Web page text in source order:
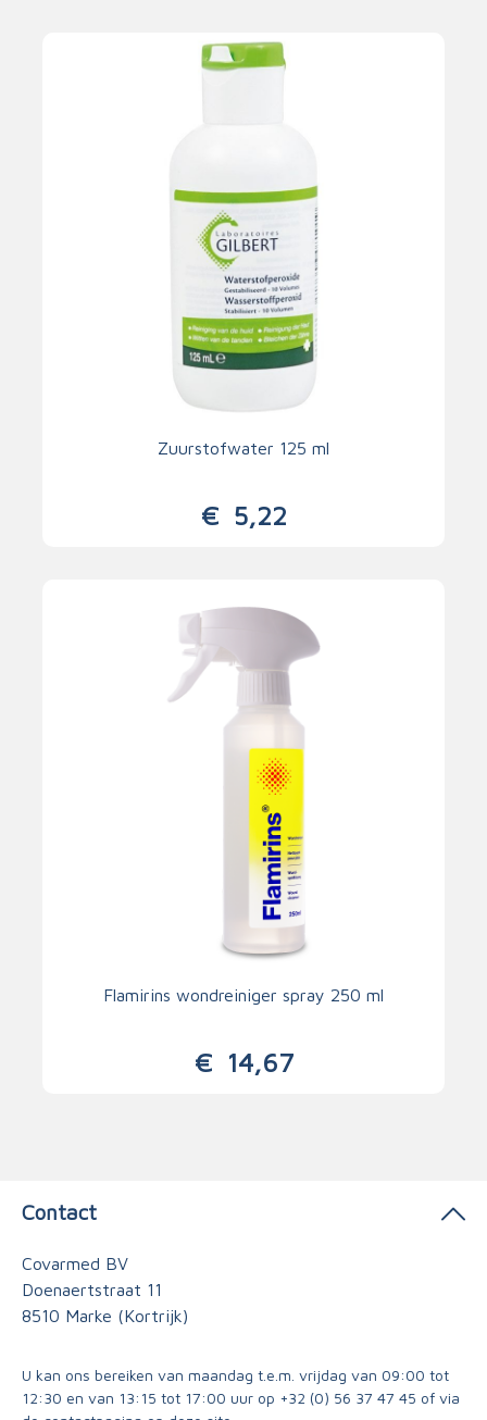
Zuurstofwater 125 ml
€5,22
Flamirins wondreiniger spray 250 ml
€14,67
Contact
Covarmed BV
Doenaertstraat 11
8510 Marke (Kortrijk)
U kan ons bereiken van maandag t.e.m. vrijdag van 09:00 tot
12:30 en van 13:15 tot 17:00 uur op +32 (0) 56 37 47 45 of via